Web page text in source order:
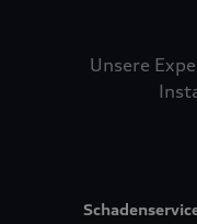
Unsere